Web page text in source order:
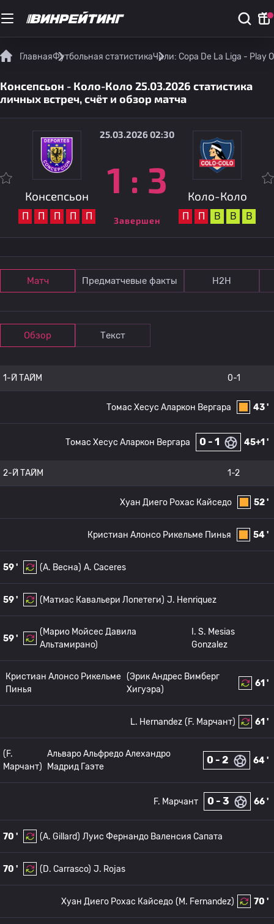
ГлавнаяФутбольная статистикаЧили: Copa De La Liga - Play
Консепсьон - Коло-Коло 25.03.2026 статистика
личных встреч, счёт и обзор матча
Консепсьон
П П П П П
25.03.2026 02:30
1 : 3
Завершен
Коло-Коло
П П В В В
Матч Предматчевые факты Н2Н
Обзор Текст
1-Й ТАЙМ 0-1
43 '
Томас Хесус Аларкон Вергара
45+1 '
0 - 1
Томас Хесус Аларкон Вергара
2-Й ТАЙМ 1-2
52 '
Хуан Диего Рохас Кайседо
54 '
Кристиан Алонсо Рикельме Пинья
59 ' (A. Весна) A. Caceres
59 ' (Матиас Кавальери Лопетеги) J. Henriquez
59 '
(Марио Мойсес Давила
Альтамирано)
I. S. Mesias
Gonzalez
61 '
(Эрик Андрес Вимберг
Хигуэра)
Кристиан Алонсо Рикельме
Пинья
61 '
(F. Марчант)
L. Hernandez
64 '
0 - 2
Альваро Альфредо Алехандро
Мадрид Гаэте
(F.
Марчант)
66 '
0 - 3
F. Марчант
70 ' (A. Gillard) Луис Фернандо Валенсия Сапата
70 ' (D. Carrasco) J. Rojas
70 '
(M. Fernandez)
Хуан Диего Рохас Кайседо